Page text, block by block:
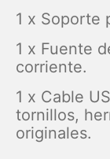
1 x Soporte
1 x Fuente
corriente.
1 x Cable
tornillos,
originales.